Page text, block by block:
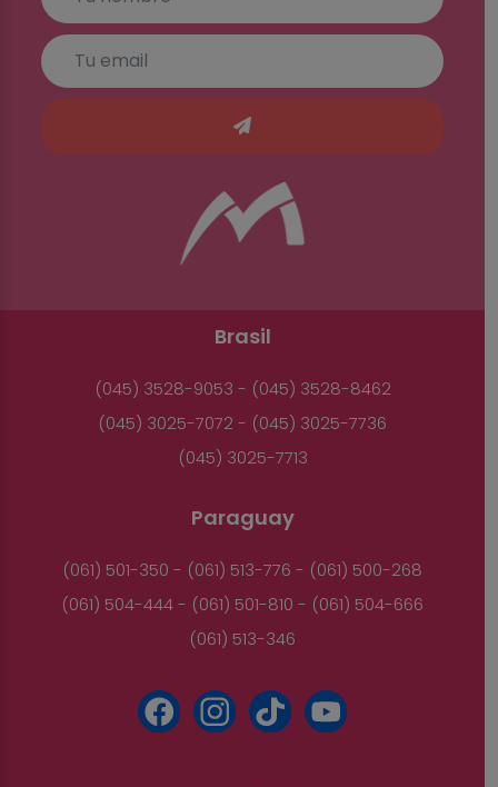
Brasil
(045) 3528-9053 - (045) 3528-8462
(045) 3025-7072 - (045) 3025-7736
(045) 3025-7713
Paraguay
(061) 501-350 - (061) 513-776 - (061) 500-268
(061) 504-444 - (061) 501-810 - (061) 504-666
(061) 513-346